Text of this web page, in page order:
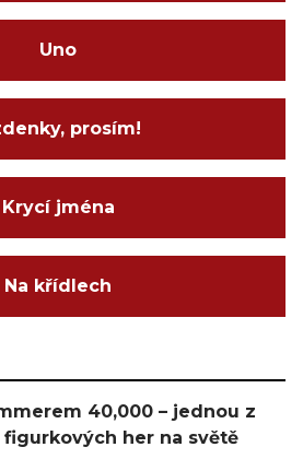
Uno
prosím!
Krycí jména
Na křídlech
40,000 – jednou z
her na světě